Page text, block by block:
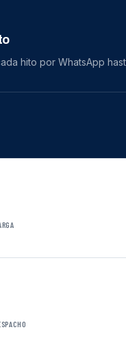
hito por WhatsApp